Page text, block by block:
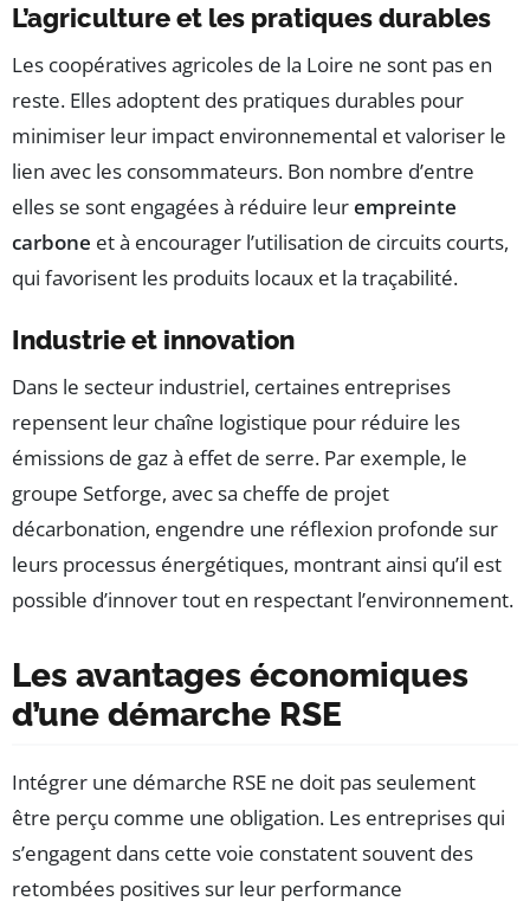
L’agriculture et les pratiques durables
Les coopératives agricoles de la Loire ne sont pas en
reste. Elles adoptent des pratiques durables pour
minimiser leur impact environnemental et valoriser le
lien avec les consommateurs. Bon nombre d’entre
elles se sont engagées à réduire leurempreinte
carbone et à encourager l’utilisation de circuits courts,
qui favorisent les produits locaux et la traçabilité.
Industrie et innovation
Dans le secteur industriel, certaines entreprises
repensent leur chaîne logistique pour réduire les
émissions de gaz à effet de serre. Par exemple, le
groupe Setforge, avec sa cheffe de projet
décarbonation, engendre une réflexion profonde sur
leurs processus énergétiques, montrant ainsi qu’il est
possible d’innover tout en respectant l’environnement.
Les avantages économiques
d’une démarche RSE
Intégrer une démarche RSE ne doit pas seulement
être perçu comme une obligation. Les entreprises qui
s’engagent dans cette voie constatent souvent des
retombées positives sur leur performance